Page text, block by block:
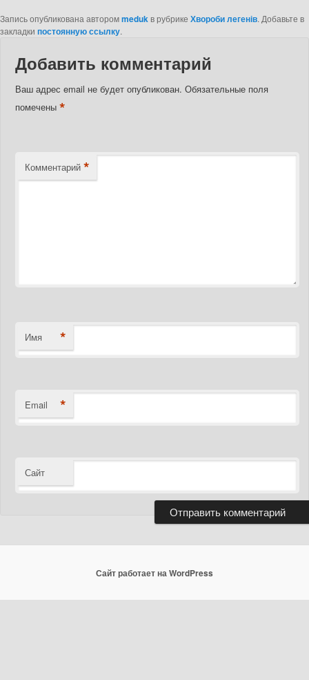
Запись опубликована авторомmeduk в рубрике Хвороби легенів. Добавьте в
закладки постоянную ссылку.
Добавить комментарий
Ваш адрес email не будет опубликован. Обязательные поля
помечены*
Комментарий *
Имя *
Email *
Сайт
Сайт работает на WordPress